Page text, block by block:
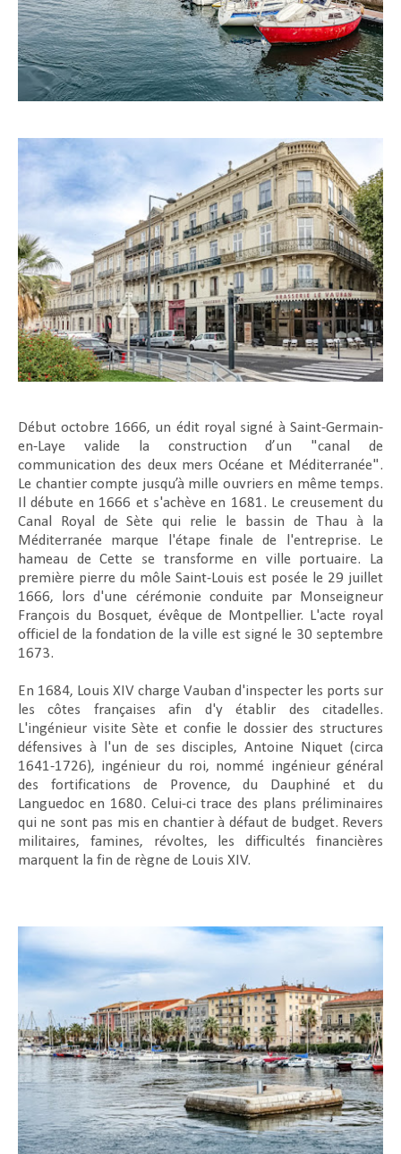
Début octobre 1666, un édit royal signé à Saint-Germain-
en-Laye valide la construction d’un "canal de
communication des deux mers Océane et Méditerranée".
Le chantier compte jusqu’à mille ouvriers en même temps.
Il débute en 1666 et s'achève en 1681. Le creusement du
Canal Royal de Sète qui relie le bassin de Thau à la
Méditerranée marque l'étape finale de l'entreprise. Le
hameau de Cette se transforme en ville portuaire. La
première pierre du môle Saint-Louis est posée le 29 juillet
1666, lors d'une cérémonie conduite par Monseigneur
François du Bosquet, évêque de Montpellier. L'acte royal
officiel de la fondation de la ville est signé le 30 septembre
1673.
En 1684, Louis XIV charge Vauban d'inspecter les ports sur
les côtes françaises afin d'y établir des citadelles.
L'ingénieur visite Sète et confie le dossier des structures
défensives à l'un de ses disciples, Antoine Niquet (circa
1641-1726), ingénieur du roi, nommé ingénieur général
des fortifications de Provence, du Dauphiné et du
Languedoc en 1680. Celui-ci trace des plans préliminaires
qui ne sont pas mis en chantier à défaut de budget. Revers
militaires, famines, révoltes, les difficultés financières
marquent la fin de règne de Louis XIV.